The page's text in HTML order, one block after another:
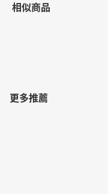
相似商品
更多推薦